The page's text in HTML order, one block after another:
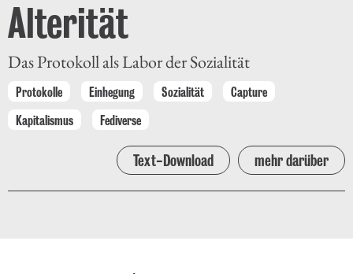
Alterität
Das Protokoll als Labor der Sozialität
Protokolle Einhegung Sozialität
Capture
Kapitalismus
Fediverse
Text-Download mehr darüber